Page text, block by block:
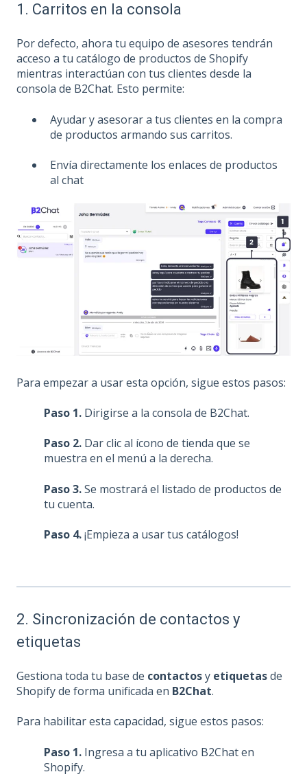
1. Carritos en la consola
Por defecto, ahora tu equipo de asesores tendrán
acceso a tu catálogo de productos de Shopify
mientras interactúan con tus clientes desde la
consola de B2Chat. Esto permite:
Ayudar y asesorar a tus clientes en la compra
de productos armando sus carritos.
Envía directamente los enlaces de productos
al chat
Para empezar a usar esta opción, sigue estos pasos:
Paso 1. Dirigirse a la consola de B2Chat.
Paso 2. Dar clic al ícono de tienda que se
muestra en el menú a la derecha.
Paso 3.Se mostrará el listado de productos de
tu cuenta.
Paso 4.¡Empieza a usar tus catálogos!
2. Sincronización de contactos y
etiquetas
Gestiona toda tu base de contactosy etiquetasde
Shopify de forma unificada en B2Chat.
Para habilitar esta capacidad, sigue estos pasos:
Paso 1. Ingresa a tu aplicativo B2Chat en
Shopify.